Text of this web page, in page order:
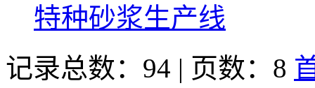
特种砂浆生产线
记录总数：94 | 页数：8